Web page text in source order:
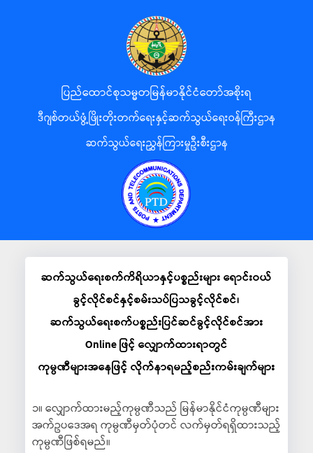
ပြည်ထောင်စုသမ္မတမြန်မာနိုင်ငံတော်အစိုးရ
ဒီဂျစ်တယ်ဖွံ့ဖြိုးတိုးတက်ရေးနှင့်ဆက်သွယ်ရေးဝန်ကြီးဌာန
ဆက်သွယ်ရေးညွှန်ကြားမှုဦးစီးဌာန
ဆက်သွယ်ရေးစက်ကိရိယာနှင့်ပစ္စည်းများ ရောင်းဝယ်
ခွင့်လိုင်စင်နှင့်စမ်းသပ်ပြသခွင့်လိုင်စင်၊
ဆက်သွယ်ရေးစက်ပစ္စည်းပြင်ဆင်ခွင့်လိုင်စင်အား
Online ဖြင့် လျှောက်ထားရာတွင်
ကုမ္ပဏီများအနေဖြင့် လိုက်နာရမည့်စည်းကမ်းချက်များ
၁။ လျှောက်ထားမည့်ကုမ္ပဏီသည် မြန်မာနိုင်ငံကုမ္ပဏီများ
အက်ဥပဒေအရ ကုမ္ပဏီမှတ်ပုံတင် လက်မှတ်ရရှိထားသည့်
ကုမ္ပဏီဖြစ်ရမည်။